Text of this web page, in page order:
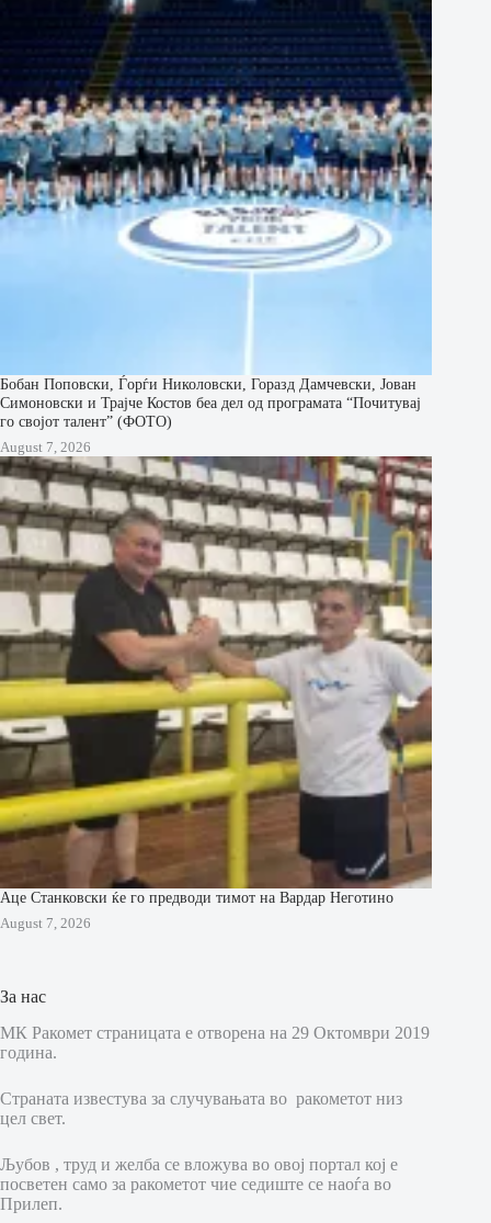
Бобан Поповски, Ѓорѓи Николовски, Горазд Дамчевски, Јован
Симоновски и Трајче Костов беа дел од програмата “Почитувај
го својот талент” (ФОТО)
August 7, 2026
Аце Станковски ќе го предводи тимот на Вардар Неготино
August 7, 2026
За нас
МК Ракомет страницата е отворена на 29 Октомври 2019
година.
Страната известува за случувањата во ракометот низ
цел свет.
Љубов , труд и желба се вложува во овој портал кој е
посветен само за ракометот чие седиште се наоѓа во
Прилеп.